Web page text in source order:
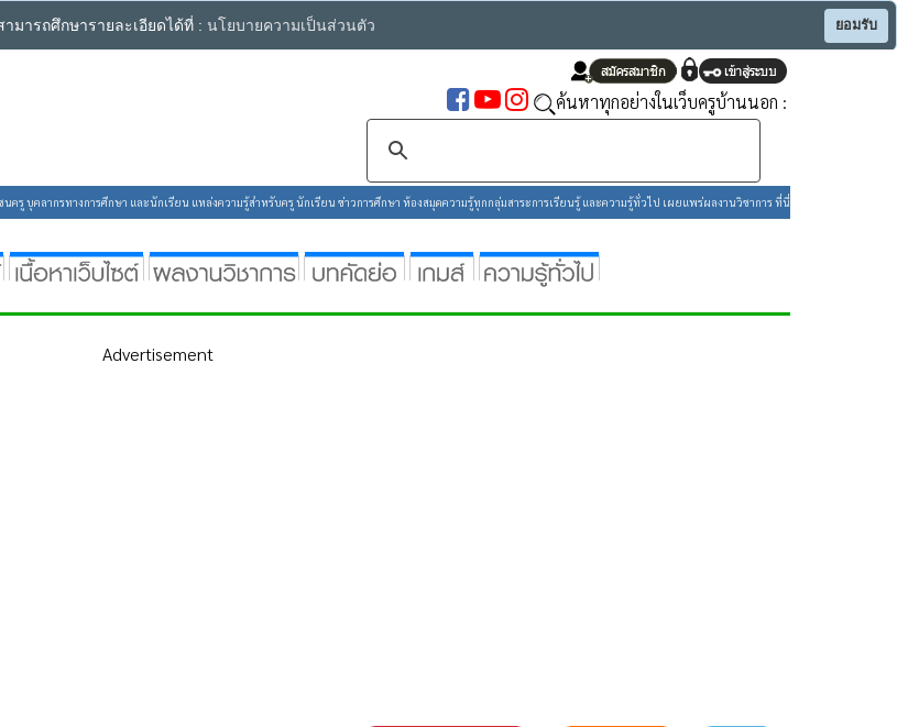
ารถศึกษารายละเอียดได้ที่ : นโยบายความเป็นส่วนตัว ยอมรับ
ค้นหาทุกอย่างในเว็บครูบ้านนอก :
นครู บุคลากรทางการศึกษา และนักเรียน แหล่งความรู้สำหรับครู นักเรียน ข่าวการศึกษา ห้องสมุดความรู้ทุกกลุ่มสาระการเรียนรู้ และความรู้ทั่วไป เผยแพร่ผลงานวิชาการ ที่นี่
Advertisement